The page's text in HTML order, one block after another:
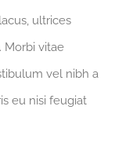
ultrices
Morbi vitae
vel nibh a
eu nisi feugiat